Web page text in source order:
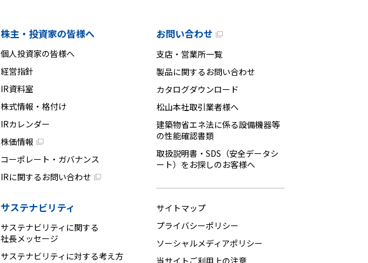
株主・投資家の皆様へ
個人投資家の皆様へ
経営指針
IR資料室
株式情報・格付け
IRカレンダー
株価情報
コーポレート・ガバナンス
IRに関するお問い合わせ
サステナビリティ
サステナビリティに関する
社長メッセージ
サステナビリティに対する考え方
お問い合わせ
支店・営業所一覧
製品に関するお問い合わせ
カタログダウンロード
松山本社取引業者様へ
建築物省エネ法に係る設備機器等
の性能確認書類
取扱説明書・SDS（安全データシ
ート）をお探しのお客様へ
サイトマップ
プライバシーポリシー
ソーシャルメディアポリシー
当サイトご利用上の注意